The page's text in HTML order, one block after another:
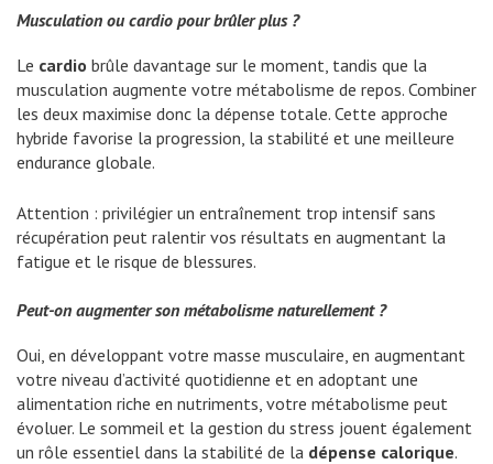
Musculation ou cardio pour brûler plus ?
Le cardio brûle davantage sur le moment, tandis que la
musculation augmente votre métabolisme de repos. Combiner
les deux maximise donc la dépense totale. Cette approche
hybride favorise la progression, la stabilité et une meilleure
endurance globale.
Attention : privilégier un entraînement trop intensif sans
récupération peut ralentir vos résultats en augmentant la
fatigue et le risque de blessures.
Peut-on augmenter son métabolisme naturellement ?
Oui, en développant votre masse musculaire, en augmentant
votre niveau d’activité quotidienne et en adoptant une
alimentation riche en nutriments, votre métabolisme peut
évoluer. Le sommeil et la gestion du stress jouent également
un rôle essentiel dans la stabilité de la dépense calorique.